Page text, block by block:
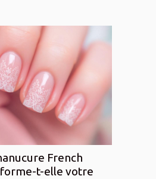
French
t-elle votre